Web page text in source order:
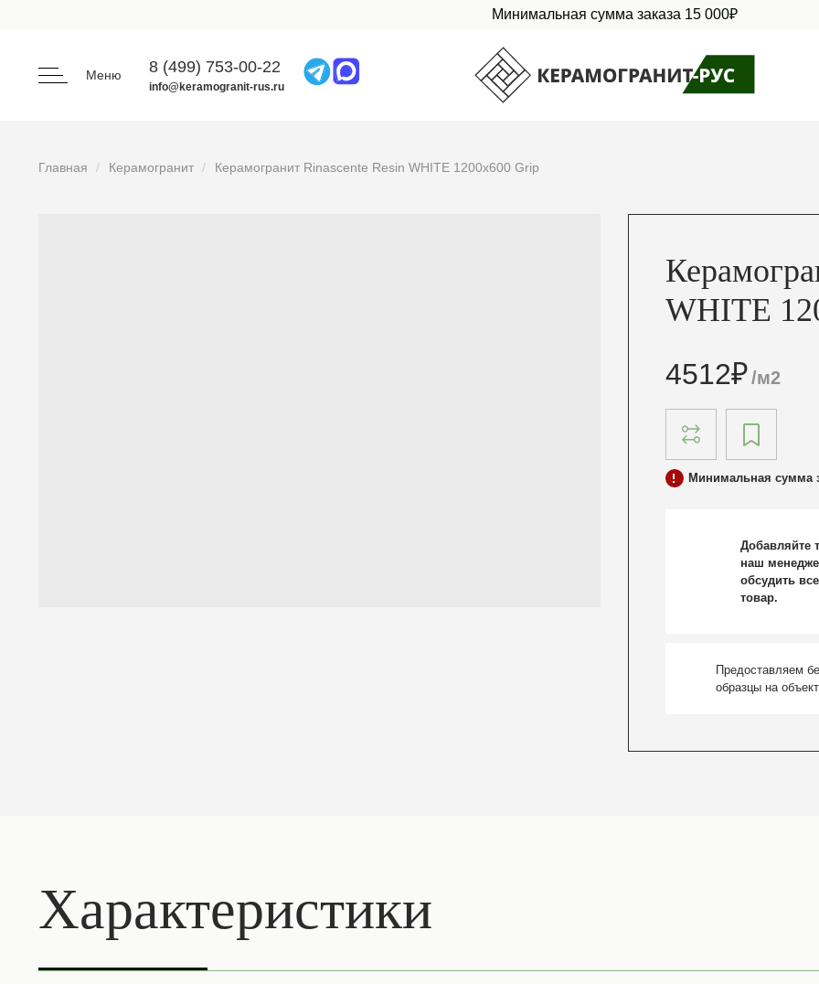
Минимальная сумма заказа 15 000₽
Меню 8 (499) 753-00-22
info@keramogranit-rus.ru
Главная Керамогранит Керамогранит Rinascente Resin WHITE 1200х600 Grip
WHITE
4512₽/м2
Минимальная сумма
Добавляйте
наш
обсудить
товар.
Предоставляем
образцы на
Характеристики